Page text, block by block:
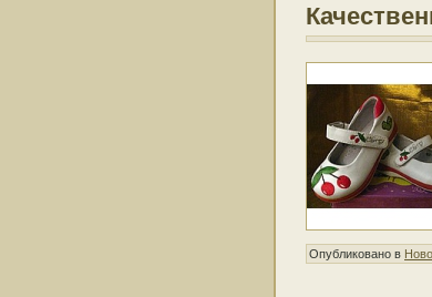
Опубликовано в